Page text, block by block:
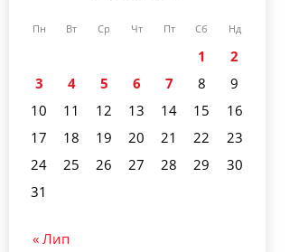
Пн Вт Ср Чт Пт Сб Нд
1
2
3
4 5 6 7 8
9
10
11 12 13 14 15
16
17
18 19 20 21 22
23
24
25 26 27 28 29
30
31
« Лип